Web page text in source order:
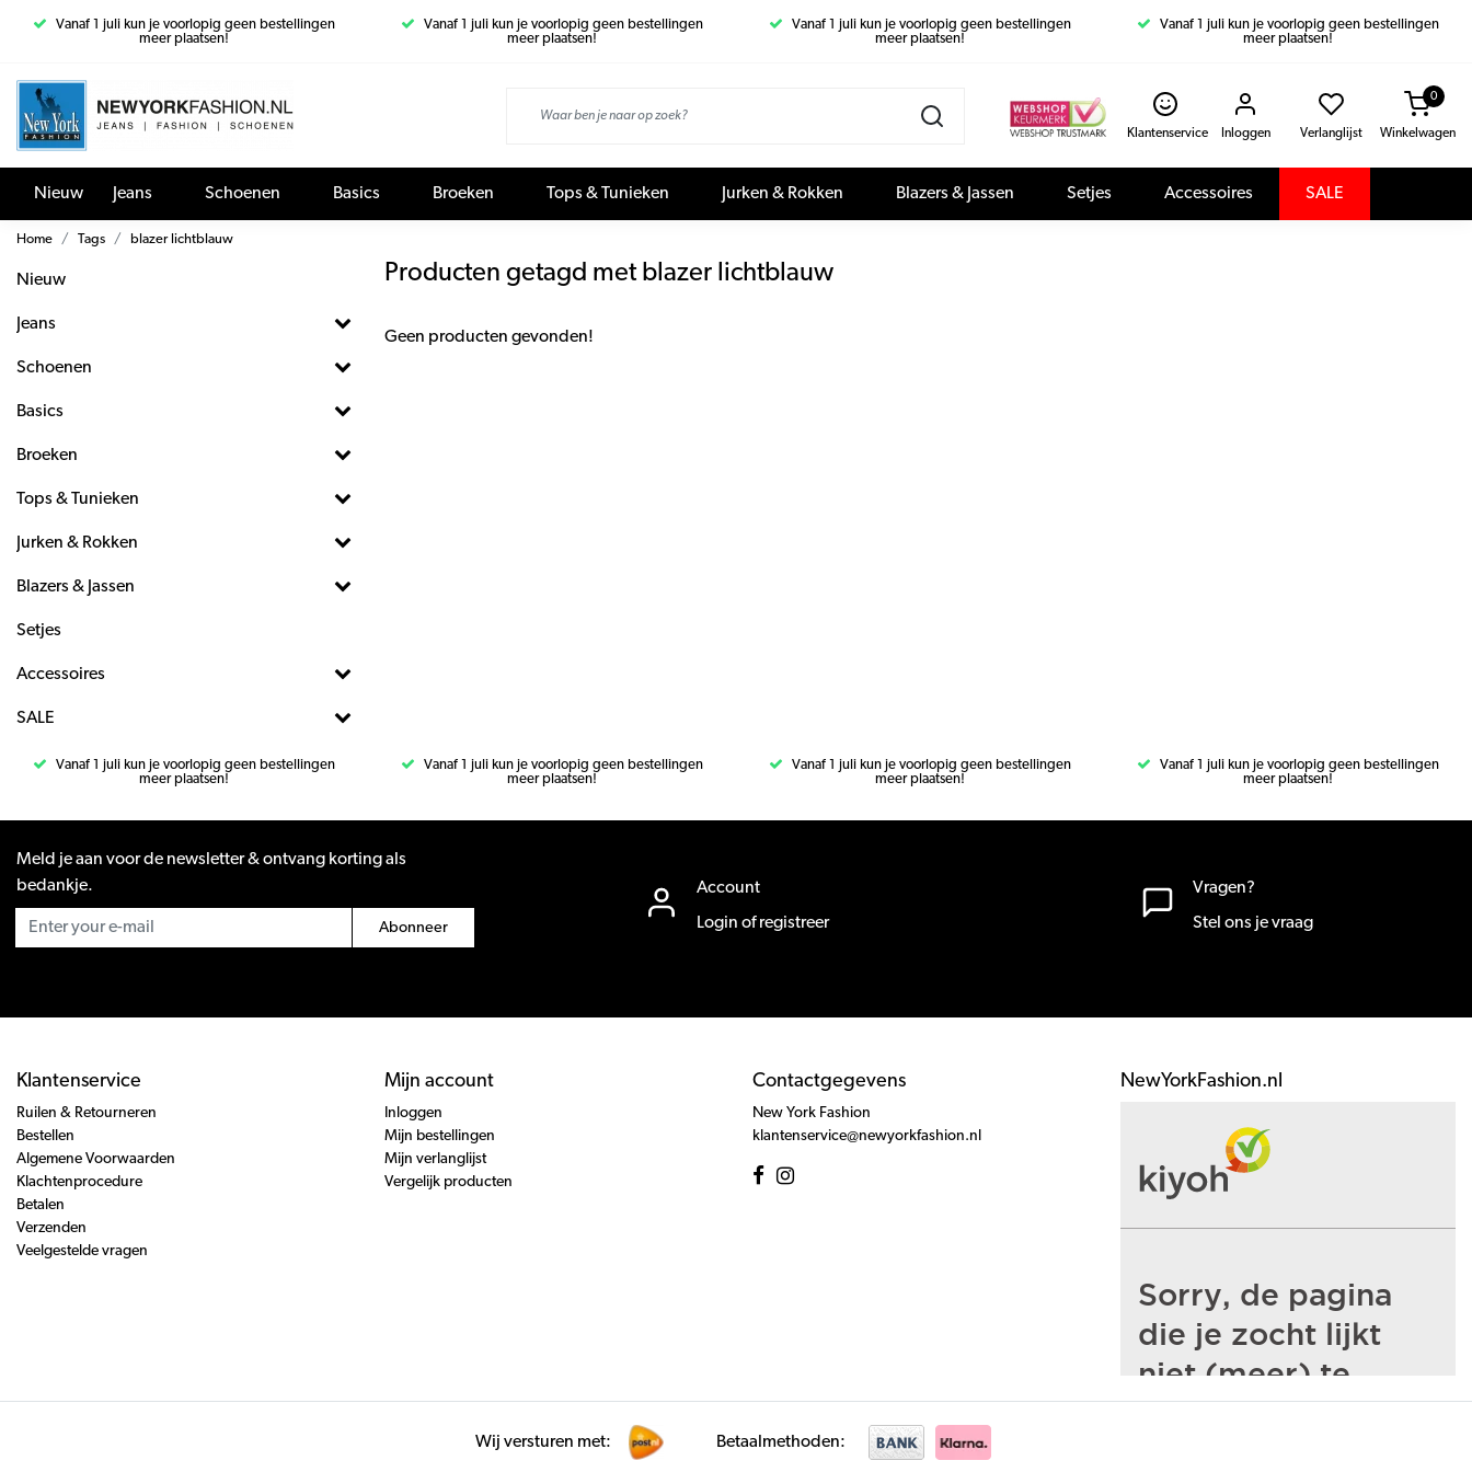
Vanaf 1 juli kun je voorlopig geen bestellingen
meer plaatsen!
Vanaf 1 juli kun je voorlopig geen bestellingen
meer plaatsen!
Vanaf 1 juli kun je voorlopig geen bestellingen
meer plaatsen!
Vanaf 1 juli kun je voorlopig geen bestellingen
meer plaatsen!
Klantenservice Inloggen Verlanglijst Winkelwagen
0
Nieuw Jeans Schoenen Basics Broeken Tops & Tunieken Jurken & Rokken Blazers & Jassen Setjes Accessoires SALE
Home Tags blazer lichtblauw
Nieuw
Jeans
Schoenen
Basics
Broeken
Tops & Tunieken
Jurken & Rokken
Blazers & Jassen
Setjes
Accessoires
SALE
Producten getagd met blazer lichtblauw
Geen producten gevonden!
Vanaf 1 juli kun je voorlopig geen bestellingen
meer plaatsen!
Vanaf 1 juli kun je voorlopig geen bestellingen
meer plaatsen!
Vanaf 1 juli kun je voorlopig geen bestellingen
meer plaatsen!
Vanaf 1 juli kun je voorlopig geen bestellingen
meer plaatsen!
Meld je aan voor de newsletter & ontvang korting als
bedankje.
Abonneer
Account
Login of registreer
Vragen?
Stel ons je vraag
Klantenservice
Ruilen & Retourneren
Bestellen
Algemene Voorwaarden
Klachtenprocedure
Betalen
Verzenden
Veelgestelde vragen
Mijn account
Inloggen
Mijn bestellingen
Mijn verlanglijst
Vergelijk producten
Contactgegevens
New York Fashion
klantenservice@newyorkfashion.nl
NewYorkFashion.nl
Wij versturen met: Betaalmethoden: